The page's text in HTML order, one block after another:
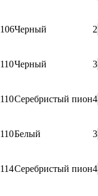
106Черный 2
110Черный 3
110Серебристый пион4
110Белый 3
114Серебристый пион4